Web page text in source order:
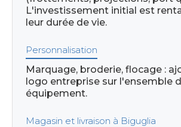
L'investissement initial est
leur durée de vie.
Personnalisation
Marquage, broderie, flocage :
logo entreprise sur l'ensemble
équipement.
Magasin et livraison à Biguglia